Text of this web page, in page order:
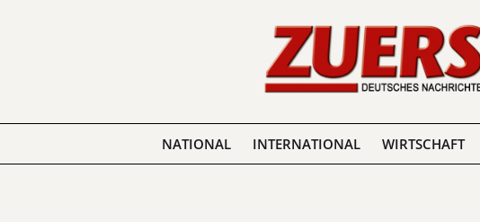
NATIONAL INTERNATIONAL WIRTSCHAFT